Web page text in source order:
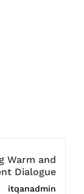
Warm and
Dialogue
itqanadmin